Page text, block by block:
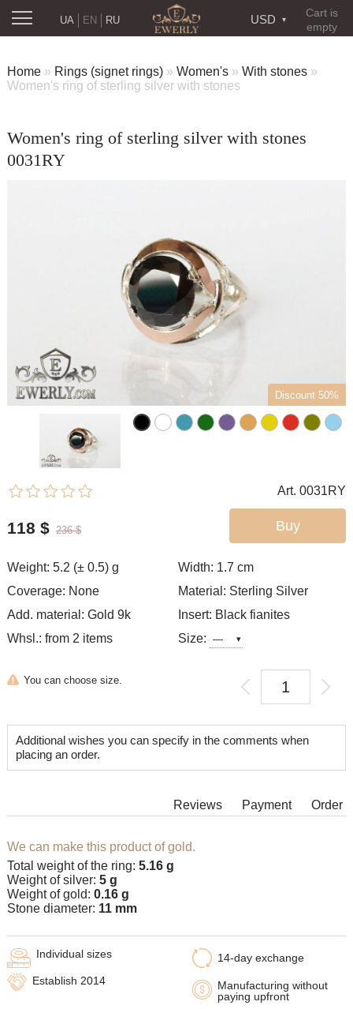
Cart is
empty
USD
RU
UA EN
Home » Rings (signet rings) » Women's » With stones »
Women's ring of sterling silver with stones
Women's ring of sterling silver with stones
0031RY
Discount 50%
Art. 0031RY
Buy
118 $ 236 $
Weight: 5.2 (± 0.5) g Width: 1.7 cm
Coverage: None
Material: Sterling Silver
Add. material: Gold 9k
Insert: Black fianites
Whsl.: from 2 items
Size:
You can choose size.
Additional wishes you can specify in the comments when
placing an order.
Reviews Order
Payment
We can make this product of gold.
Total weight of the ring: 5.16 g
Weight of silver: 5 g
Weight of gold: 0.16 g
Stone diameter: 11 mm
14-day exchange
Manufacturing without
paying upfront
Individual sizes
Establish 2014